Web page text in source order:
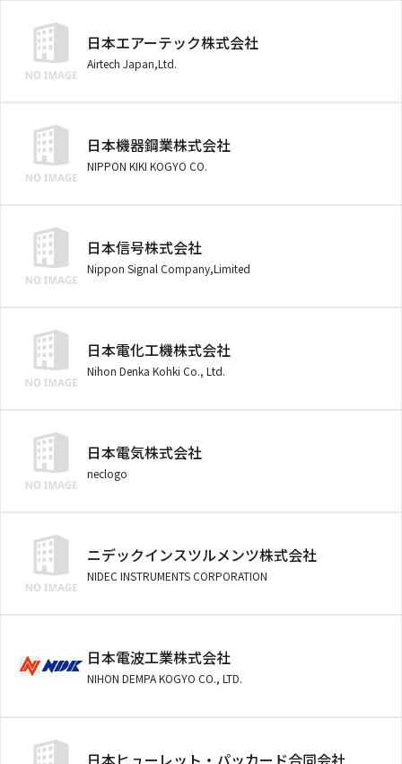
日本エアーテック株式会社
Airtech Japan,Ltd.
日本機器鋼業株式会社
NIPPON KIKI KOGYO CO.
日本信号株式会社
Nippon Signal Company,Limited
日本電化工機株式会社
Nihon Denka Kohki Co., Ltd.
日本電気株式会社
neclogo
ニデックインスツルメンツ株式会社
NIDEC INSTRUMENTS CORPORATION
日本電波工業株式会社
NIHON DEMPA KOGYO CO., LTD.
日本ヒューレット・パッカード合同会社